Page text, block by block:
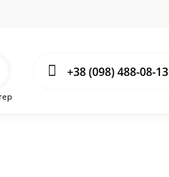
+38 (098) 488-08-13